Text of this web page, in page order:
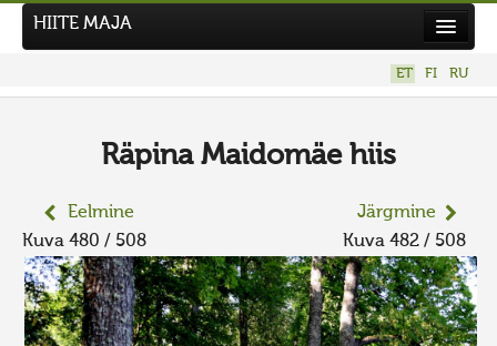
Tegutse
Kuvavõistlused
UUS KUVAVÕISTLUS
HIITE MAJA
ET FI RU
Räpina Maidomäe hiis
Eelmine
Kuva 480 / 508
Järgmine
Kuva 482 / 508